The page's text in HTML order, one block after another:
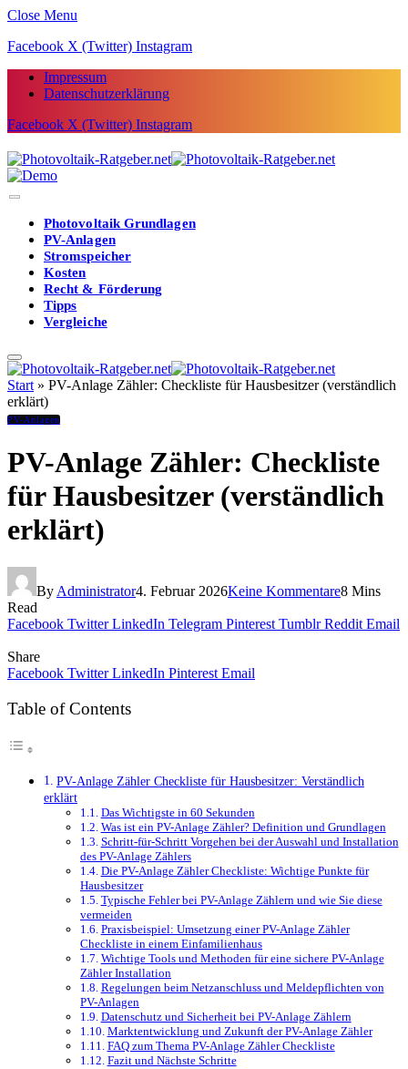
Close Menu
Facebook X (Twitter) Instagram
Impressum
Datenschutzerklärung
Facebook X (Twitter) Instagram
Photovoltaik Grundlagen
PV-Anlagen
Stromspeicher
Kosten
Recht & Förderung
Tipps
Vergleiche
Start » PV-Anlage Zähler: Checkliste für Hausbesitzer (verständlich
erklärt)
PV-Anlagen
PV-Anlage Zähler: Checkliste
für Hausbesitzer (verständlich
erklärt)
By Administrator4. Februar 2026Keine Kommentare8 Mins
Read
Facebook Twitter LinkedIn Telegram Pinterest Tumblr Reddit Email
Share
Facebook Twitter LinkedIn Pinterest Email
Table of Contents
PV-Anlage Zähler Checkliste für Hausbesitzer: Verständlich
erklärt
Das Wichtigste in 60 Sekunden
Was ist ein PV-Anlage Zähler? Definition und Grundlagen
Schritt-für-Schritt Vorgehen bei der Auswahl und Installation
des PV-Anlage Zählers
Die PV-Anlage Zähler Checkliste: Wichtige Punkte für
Hausbesitzer
Typische Fehler bei PV-Anlage Zählern und wie Sie diese
vermeiden
Praxisbeispiel: Umsetzung einer PV-Anlage Zähler
Checkliste in einem Einfamilienhaus
Wichtige Tools und Methoden für eine sichere PV-Anlage
Zähler Installation
Regelungen beim Netzanschluss und Meldepflichten von
PV-Anlagen
Datenschutz und Sicherheit bei PV-Anlage Zählern
Marktentwicklung und Zukunft der PV-Anlage Zähler
FAQ zum Thema PV-Anlage Zähler Checkliste
Fazit und Nächste Schritte